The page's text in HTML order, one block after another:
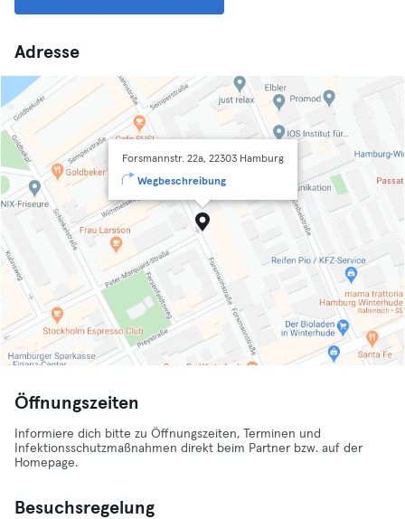
Adresse
Forsmannstr. 22a, 22303 Hamburg
Wegbeschreibung
Öffnungszeiten
Informiere dich bitte zu Öffnungszeiten, Terminen und
Infektionsschutzmaßnahmen direkt beim Partner bzw. auf der
Homepage.
Besuchsregelung